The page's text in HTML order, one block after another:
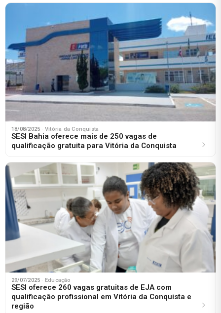
18/08/2025 · Vitória da Conquista
SESI Bahia oferece mais de 250 vagas de
qualificação gratuita para Vitória da Conquista
29/07/2025 · Educação
SESI oferece 260 vagas gratuitas de EJA com
qualificação profissional em Vitória da Conquista e
região